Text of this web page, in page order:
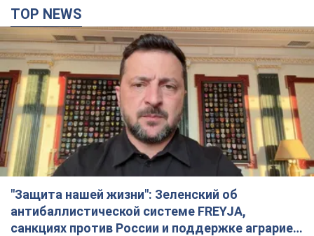
TOP NEWS
"Защита нашей жизни": Зеленский об
антибаллистической системе FREYJA,
санкциях против России и поддержке аграриев.